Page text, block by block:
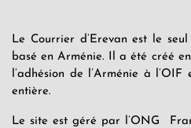
Le Courrier d’Erevan est le
basé en Arménie. Il a été créé
l’adhésion de l’Arménie à
entière.
Le site est géré par l’ONG